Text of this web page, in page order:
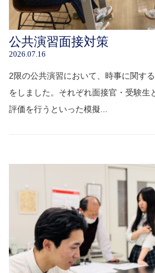
公共演習面接対策
2026.07.16
2限の公共演習において、時事に関す
をしました。それぞれ面接官・受験生
評価を行うといった模擬...